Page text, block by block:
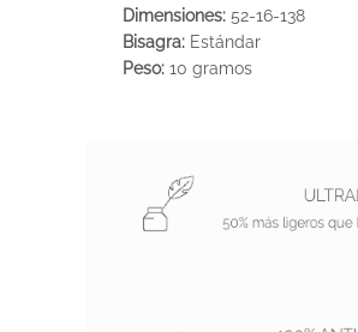
Dimensiones: 52-16-138
Bisagra: Estándar
Peso: 10 gramos